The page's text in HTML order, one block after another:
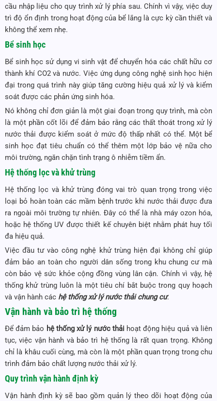
cầu nhập liệu cho quy trình xử lý phía sau. Chính vì vậy, việc duy
trì độ ổn định trong hoạt động của bể lắng là cực kỳ cần thiết và
không thể xem nhẹ.
Bể sinh học
Bể sinh học sử dụng vi sinh vật để chuyển hóa các chất hữu cơ
thành khí CO2 và nước. Việc ứng dụng công nghệ sinh học hiện
đại trong quá trình này giúp tăng cường hiệu quả xử lý và kiểm
soát được các phản ứng sinh hóa.
Nó không chỉ đơn giản là một giai đoạn trong quy trình, mà còn
là một phần cốt lõi để đảm bảo rằng các thất thoát trong xử lý
nước thải được kiểm soát ở mức độ thấp nhất có thể. Một bể
sinh học đạt tiêu chuẩn có thể thêm một lớp bảo vệ nữa cho
môi trường, ngăn chặn tình trạng ô nhiễm tiềm ẩn.
Hệ thống lọc và khử trùng
Hệ thống lọc và khử trùng đóng vai trò quan trọng trong việc
loại bỏ hoàn toàn các mầm bệnh trước khi nước thải được đưa
ra ngoài môi trường tự nhiên. Đây có thể là nhà máy ozon hóa,
hoặc hệ thống UV được thiết kế chuyên biệt nhằm phát huy tối
đa hiệu quả.
Việc đầu tư vào công nghệ khử trùng hiện đại không chỉ giúp
đảm bảo an toàn cho người dân sống trong khu chung cư mà
còn bảo vệ sức khỏe cộng đồng vùng lân cận. Chính vì vậy, hệ
thống khử trùng luôn là một tiêu chí bắt buộc trong quy hoạch
và vận hành các hệ thống xử lý nước thải chung cư.
Vận hành và bảo trì hệ thống
Để đảm bảo hệ thống xử lý nước thải hoạt động hiệu quả và liên
tục, việc vận hành và bảo trì hệ thống là rất quan trọng. Không
chỉ là khâu cuối cùng, mà còn là một phần quan trọng trong chu
trình đảm bảo chất lượng nước thải xử lý.
Quy trình vận hành định kỳ
Vận hành định kỳ sẽ bao gồm quản lý theo dõi hoạt động của